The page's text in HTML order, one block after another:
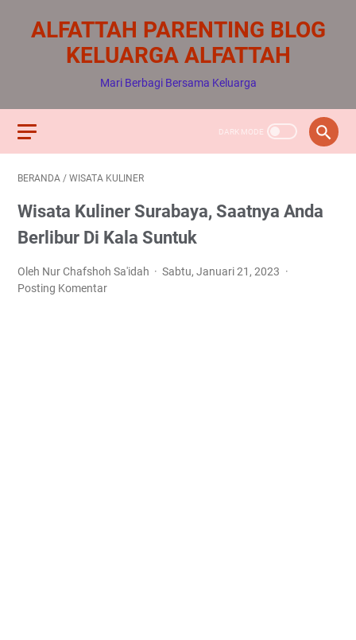
ALFATTAH PARENTING BLOG
KELUARGA ALFATTAH
Mari Berbagi Bersama Keluarga
BERANDA / WISATA KULINER
Wisata Kuliner Surabaya, Saatnya Anda
Berlibur Di Kala Suntuk
Oleh Nur Chafshoh Sa'idah
Sabtu, Januari 21, 2023
Posting Komentar